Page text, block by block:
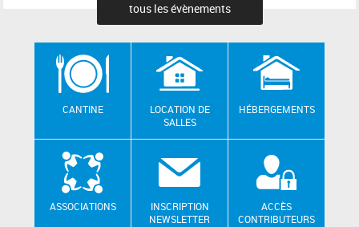
tous les évènements
CANTINE
LOCATION DE
SALLES
HÉBERGEMENTS
ASSOCIATIONS
INSCRIPTION
NEWSLETTER
ACCÈS
CONTRIBUTEURS